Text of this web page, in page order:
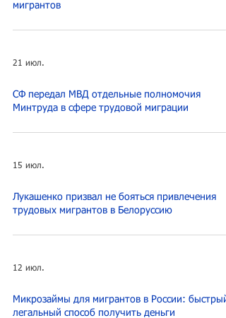
мигрантов
21 июл.
СФ передал МВД отдельные полномочия
Минтруда в сфере трудовой миграции
15 июл.
Лукашенко призвал не бояться привлечения
трудовых мигрантов в Белоруссию
12 июл.
Микрозаймы для мигрантов в России: быстрый
легальный способ получить деньги